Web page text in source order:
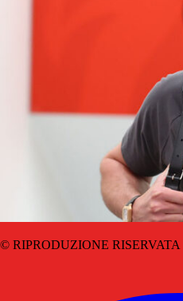
© RIPRODUZIONE RISERVATA